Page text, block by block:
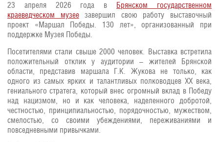
23 апреля 2026 года в Брянском государственном
краеведческом музеезавершил свою работу выставочный
проект «Маршал Победы. 130 лет», организованный при
поддержке Музея Победы.
Посетителями стали свыше 2000 человек. Выставка встретила
положительный отклик у аудитории – жителей Брянской
области, представив маршала Г.К. Жукова не только, как
одного из самых ярких и талантливых полководцев XX века,
гениального стратега, который внес огромный вклад в Победу
над нацизмом, но и как человека, наделенного добротой,
честностью, принципиальностью, порядочностью, мужеством,
смелостью, со своими убеждениями, переживаниями и
повседневными привычками.